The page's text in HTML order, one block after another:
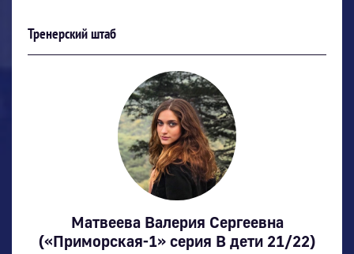
Тренерский штаб
Матвеева Валерия Сергеевна
(«Приморская-1» серия В дети 21/22)